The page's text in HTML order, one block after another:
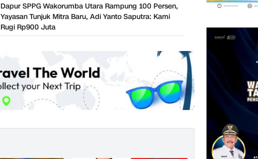
Dapur SPPG Wakorumba Utara Rampung 100 Persen,
Yayasan Tunjuk Mitra Baru, Adi Yanto Saputra: Kami
Rugi Rp900 Juta